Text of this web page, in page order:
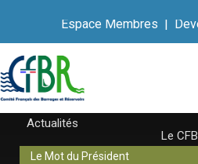
Espace Membres |
Actualités
Le
Le Mot du Président